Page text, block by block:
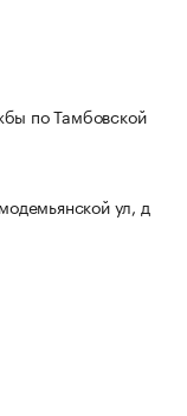
по Тамбовской
ул, д